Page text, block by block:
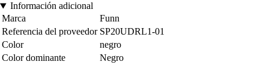
Información adicional
Marca
Funn
Referencia del proveedor SP20UDRL1-01
Color
negro
Color dominante
Negro